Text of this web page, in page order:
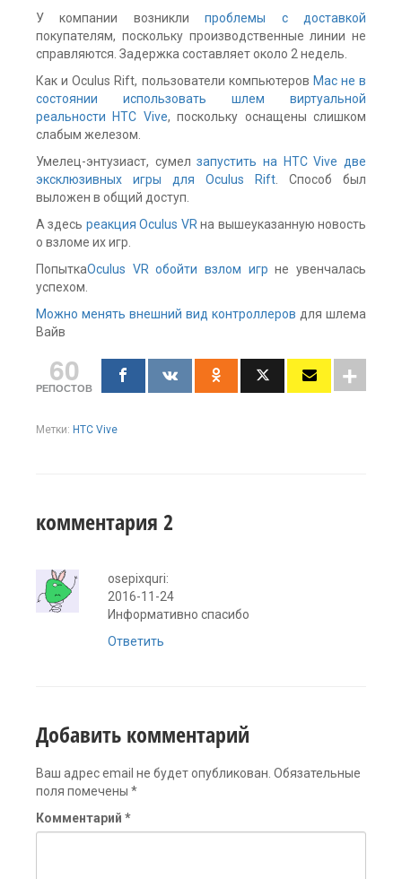
У компании возниклипроблемы с доставкой
покупателям, поскольку производственные линии не
справляются. Задержка составляет около 2 недель.
Как и Oculus Rift, пользователи компьютеров Mac не в
состоянии использовать шлем виртуальной
реальности HTC Vive, поскольку оснащены слишком
слабым железом.
Умелец-энтузиаст, сумелзапустить на HTC Vive две
эксклюзивных игры для Oculus Rift. Способ был
выложен в общий доступ.
А здесь реакция Oculus VRна вышеуказанную новость
о взломе их игр.
ПопыткаOculus VR обойти взлом игр не увенчалась
успехом.
Можно менять внешний вид контроллеров для шлема
Вайв
60
РЕПОСТОВ
Метки: HTC Vive
комментария 2
osepixquri:
2016-11-24
Информативно спасибо
Ответить
Добавить комментарий
Ваш адрес email не будет опубликован. Обязательные
поля помечены *
Комментарий *